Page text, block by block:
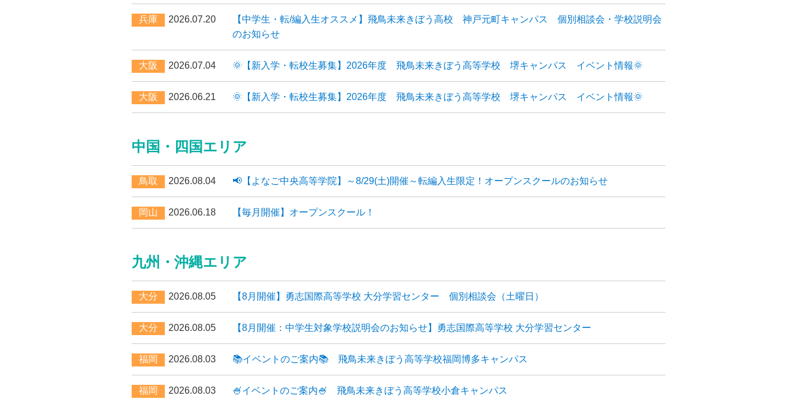
兵庫 2026.07.20
【中学生・転/編入生オススメ】飛鳥未来きぼう高校 神戸元町キャンパス 個別相談会・学校説明会
のお知らせ
大阪 2026.07.04 🌞【新入学・転校生募集】2026年度 飛鳥未来きぼう高等学校 堺キャンパス イベント情報🌞
大阪 2026.06.21 🌞【新入学・転校生募集】2026年度 飛鳥未来きぼう高等学校 堺キャンパス イベント情報🌞
中国・四国エリア
鳥取 2026.08.04 📢【よなご中央高等学院】～8/29(土)開催～転編入生限定！オープンスクールのお知らせ
岡山 2026.06.18 【毎月開催】オープンスクール！
九州・沖縄エリア
大分 2026.08.05 【8月開催】勇志国際高等学校 大分学習センター 個別相談会（土曜日）
大分 2026.08.05 【8月開催：中学生対象学校説明会のお知らせ】勇志国際高等学校 大分学習センター
福岡 2026.08.03 📚イベントのご案内📚 飛鳥未来きぼう高等学校福岡博多キャンパス
福岡 2026.08.03 🍧イベントのご案内🍧 飛鳥未来きぼう高等学校小倉キャンパス